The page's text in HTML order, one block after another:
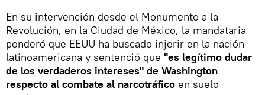
En su intervención desde el Monumento a la
Revolución, en la Ciudad de México, la mandataria
ponderó que EEUU ha buscado injerir en la nación
latinoamericana y sentenció que "es legítimo dudar
de los verdaderos intereses" de Washington
respecto al combate al narcotráfico en suelo